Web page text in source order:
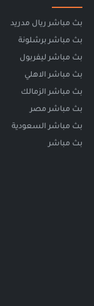
بث مباشر ريال مدريد
بث مباشر برشلونة
بث مباشر ليفربول
بث مباشر الاهلي
بث مباشر الزمالك
بث مباشر مصر
بث مباشر السعودية
بث مباشر